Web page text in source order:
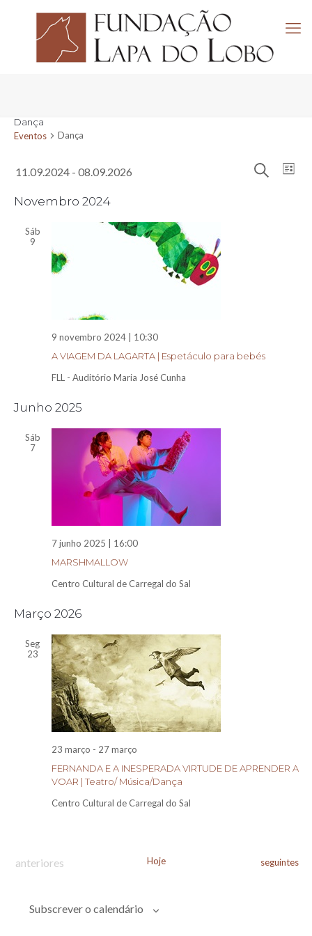
Dança
Eventos
Dança
Eventos
de
de
Lista
11.09.2024 - 08.09.2026
aNovembro 2024
Sáb
9
A VIAGEM DA LAGARTA | Espetáculo para bebés
9 novembro 2024 | 10:30
FLL - Auditório Maria José Cunha
Junho 2025
Sáb
7
MARSHMALLOW
7 junho 2025 | 16:00
Centro Cultural de Carregal do Sal
Março 2026
Seg
23
FERNANDA E A INESPERADA VIRTUDE DE APRENDER A
VOAR | Teatro/ Música/Dança
23 março - 27 março
Centro Cultural de Carregal do Sal
Eventos
anteriores Hoje Eventos
seguintes
Subscrever o calendário